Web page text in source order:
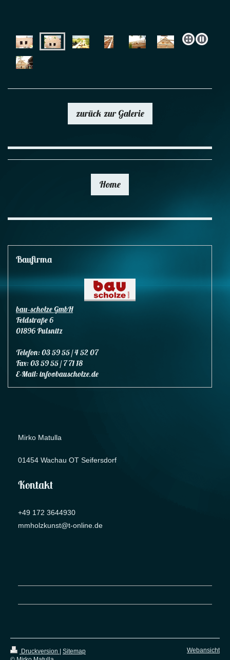
zurück zur Galerie
Home
Baufirma
bau-scholze GmbH
Feldstraße 6
01896 Pulsnitz
Telefon: 03 59 55 / 4 52 07
Fax: 03 59 55 / 7 71 18
E-Mail: info@bauscholze.de
Mirko Matulla
01454 Wachau OT Seifersdorf
Kontakt
+49 172 3644930
mmholzkunst@t-online.de
Druckversion | Sitemap
Webansicht